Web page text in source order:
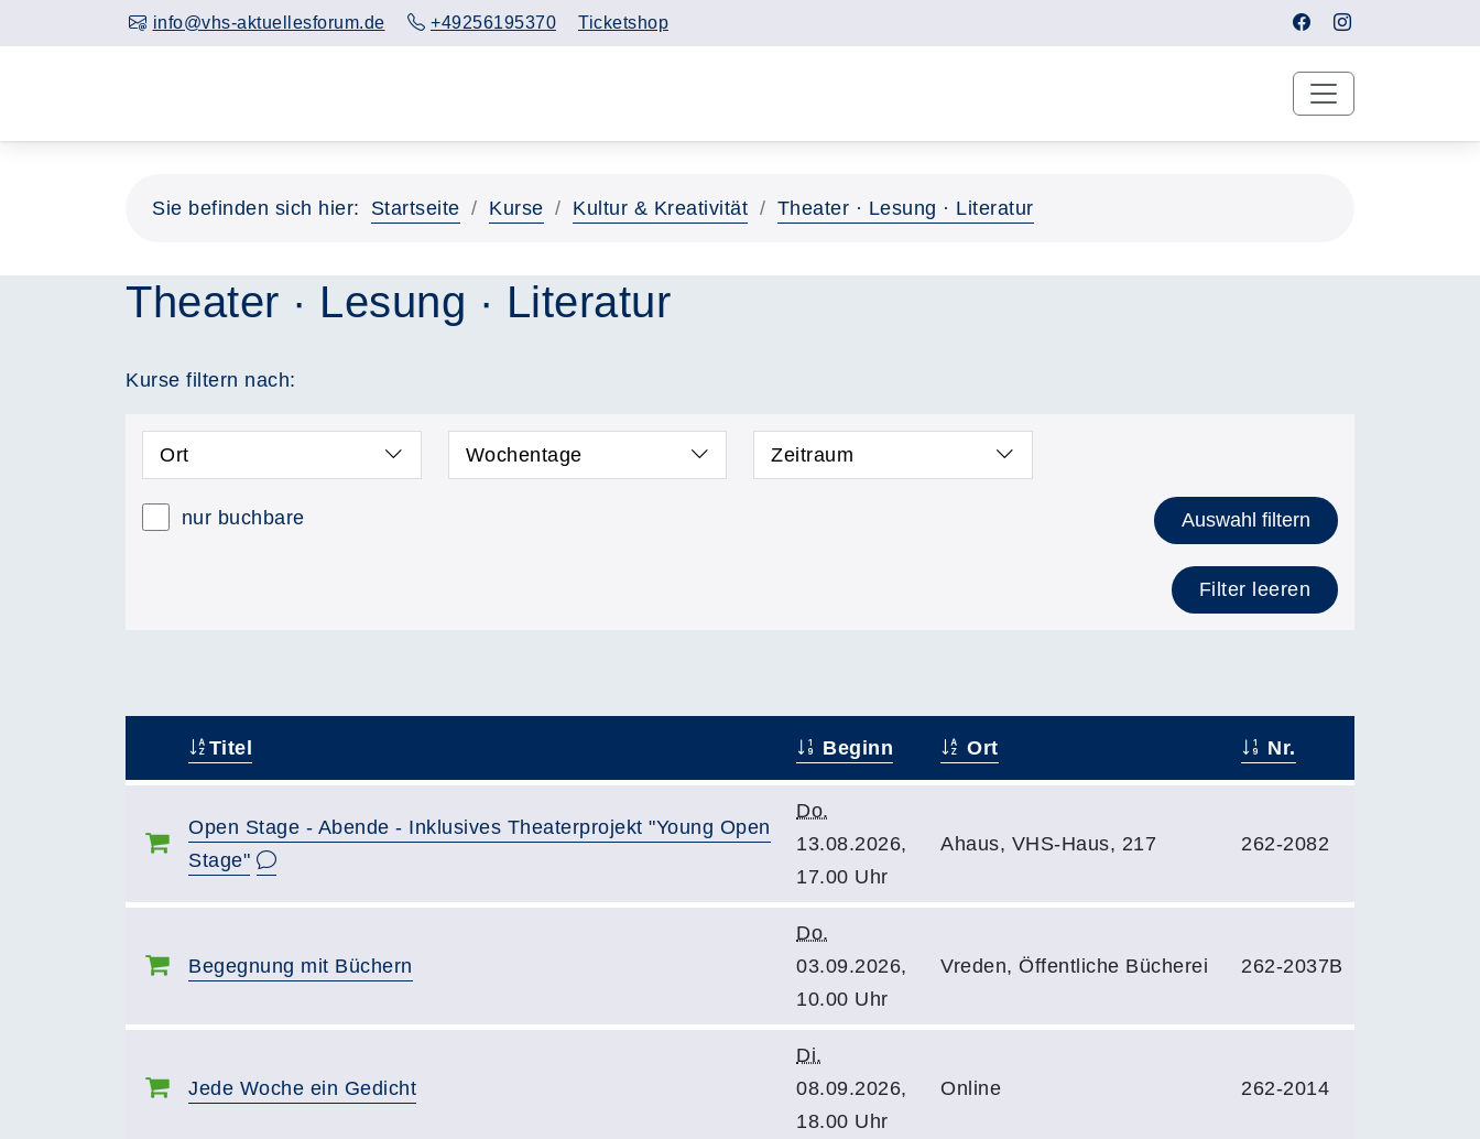
info@vhs-aktuellesforum.de +49256195370 Ticketshop
Sie befinden sich hier: Startseite Kurse Kultur & Kreativität Theater · Lesung · Literatur
Theater · Lesung · Literatur
Kurse filtern nach:
Ort Wochentage Zeitraum
nur buchbare Auswahl filtern
Filter leeren
Titel Beginn Ort Nr.
Open Stage - Abende - Inklusives Theaterprojekt "Young Open
Stage"
Do.
13.08.2026,
17.00 Uhr
Ahaus, VHS-Haus, 217 262-2082
Begegnung mit Büchern
Do.
03.09.2026,
10.00 Uhr
Vreden, Öffentliche Bücherei 262-2037B
Jede Woche ein Gedicht
Di.
08.09.2026,
18.00 Uhr
Online 262-2014